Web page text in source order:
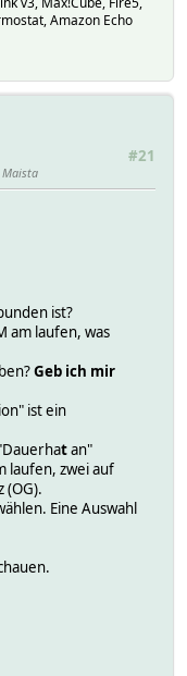
Amazon Echo
#21
Maista
ist?
am laufen, was
Geb ich mir
ist ein
tan"
laufen, zwei auf
(OG).
Eine Auswahl